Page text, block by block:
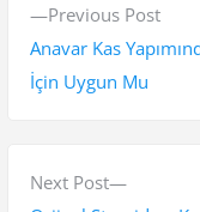
Previous PostP
r
Anavar Kas
İçin Uygun Mu
Next Post
N